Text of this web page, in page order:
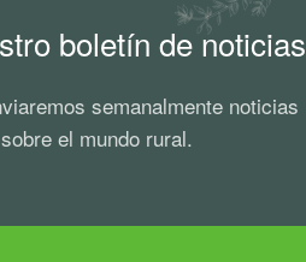
boletín de noticias
semanalmente noticias
el mundo rural.